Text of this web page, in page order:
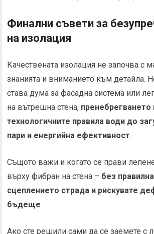
Финални съвети за
на изолация
Качествената изолация не започва с
знанията и вниманието към детайла.
става дума за фасадна система или
на вътрешна стена, пренебрегването
технологичните правила води до
пари и енергийна ефективност.
Същото важи и когато се прави
върху фибран на стена – без
сцеплението страда и рискувате
бъдеще.
Ако сте решили сами да се заемете с